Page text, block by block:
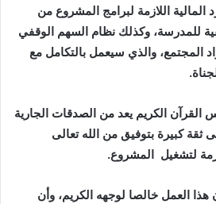
المالية اللازمة لبرامج المشروع من
للمدرسة، وكذلك نظام السهم الوقفي
المجتمع، والذي سيعمل بالتكامل مع
الكريم يعد من الصدقات الجارية
ثقة كبيرة بتوفيق من الله تعالى
لتشغيل المشروع.
هذا العمل خالصا لوجهه الكريم، وأن